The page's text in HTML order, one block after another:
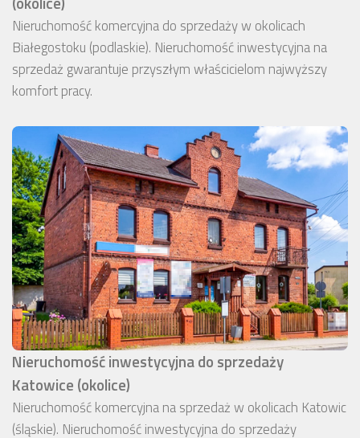
Nieruchomość komercyjna do sprzedaży w okolicach
Białegostoku (podlaskie). Nieruchomość inwestycyjna na
sprzedaż gwarantuje przyszłym właścicielom najwyższy
komfort pracy.
Nieruchomość inwestycyjna do sprzedaży
Katowice (okolice)
Nieruchomość komercyjna na sprzedaż w okolicach Katowic
(śląskie). Nieruchomość inwestycyjna do sprzedaży